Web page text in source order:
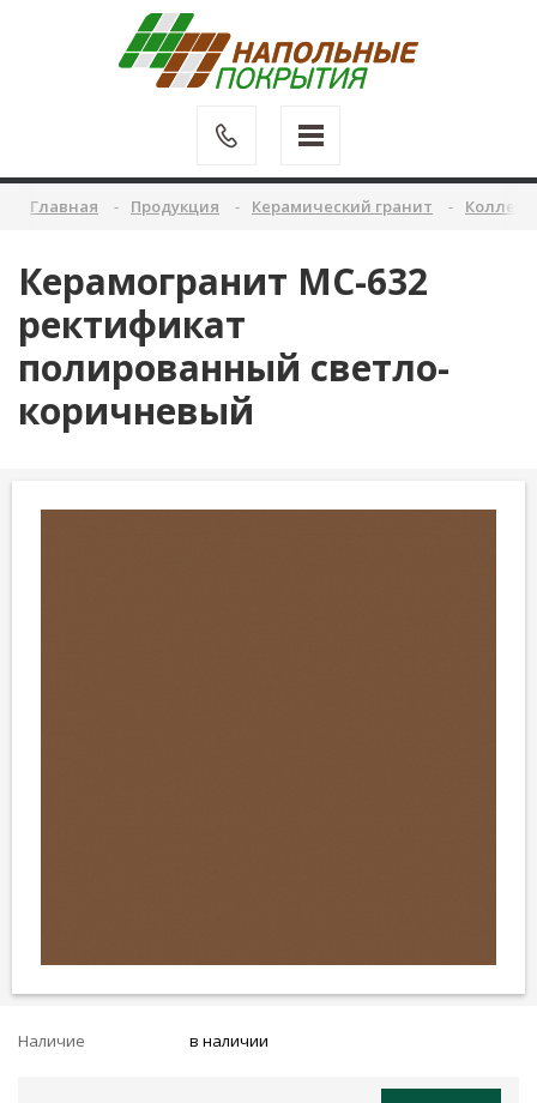
Главная Продукция Керамический гранит
Керамогранит MC-632
ректификат
полированный светло-
коричневый
Наличие в наличии